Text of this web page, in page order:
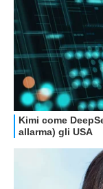
GUIDE ALL'ACQUISTO